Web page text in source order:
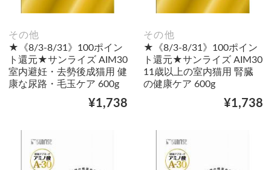
その他
★《8/3-8/31》100ポイン
ト還元★サンライズ AIM30
室内避妊・去勢後成猫用 健
康な尿路・毛玉ケア 600g
¥1,738
その他
★《8/3-8/31》100ポイン
ト還元★サンライズ AIM30
11歳以上の室内猫用 腎臓
の健康ケア 600g
¥1,738